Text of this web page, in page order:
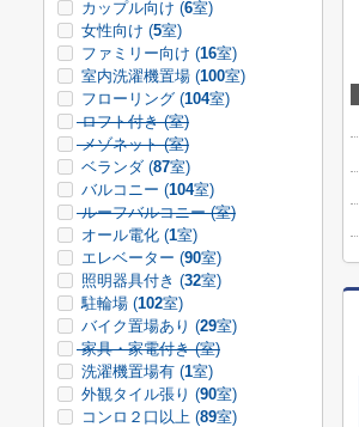
カップル向け (6室)
女性向け (5室)
ファミリー向け (16室)
室内洗濯機置場 (100室)
フローリング (104室)
ロフト付き (室)
メゾネット (室)
ベランダ (87室)
バルコニー (104室)
ルーフバルコニー (室)
オール電化 (1室)
エレベーター (90室)
照明器具付き (32室)
駐輪場 (102室)
バイク置場あり (29室)
家具・家電付き (室)
洗濯機置場有 (1室)
外観タイル張り (90室)
コンロ２口以上 (89室)